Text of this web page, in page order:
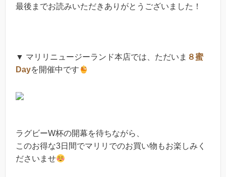
最後までお読みいただきありがとうございました！
▼ マリリニュージーランド本店では、ただいま ８蜜
Dayを開催中です
ラグビーW杯の開幕を待ちながら、
このお得な3日間でマリリでのお買い物もお楽しみく
ださいませ